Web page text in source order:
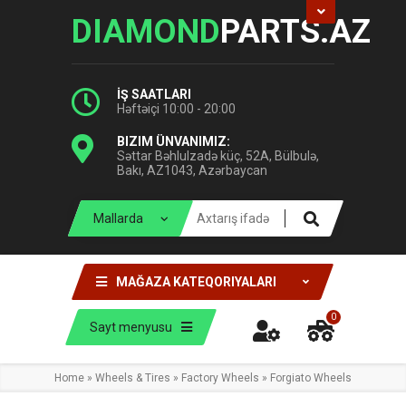
DIAMONDPARTS.AZ
İŞ SAATLARI
Həftəiçi 10:00 - 20:00
BIZIM ÜNVANIMIZ:
Səttar Bəhlulzadə küç, 52A, Bülbulə,
Bakı, AZ1043, Azərbaycan
MAĞAZA KATEQORIYALARI
Sayt menyusu
0
Home » Wheels & Tires » Factory Wheels » Forgiato Wheels